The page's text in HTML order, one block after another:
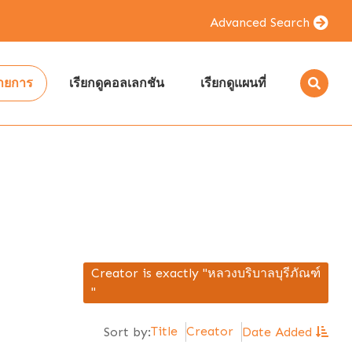
Advanced Search
ยการ เรียกดูคอลเลกชัน เรียกดูแผนที่
Creator is exactly "หลวงบริบาลบุรีภัณฑ์
"
Sort by:Title Creator Date Added